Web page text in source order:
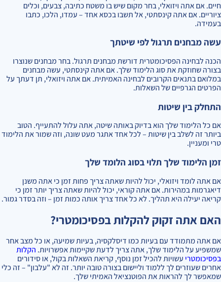
חיים. אם אתה ויזואלי, בחר מקום שיש בו משטח כתיבה, צבעים, וכלים
ציוריים. אם אתה קינסתטי, אל תשבו בכסא אחד – עמדו, הלכו, כתבו
בעמידה.
עשה מבחנים תרגול לפי שיטתך
הכנה לבחינה הפסיכומטרית דורשת מבחנים תרגול. בחר מבחנים שנוצרו
בצורה שחוזקת את סוג הלימוד שלך. אם אתה קינסתטי, עשה מבחנים
במלואם בתנאים הקרובים לבחינה האמיתית. אם אתה ויזואלי, תן דעתך על
הפרטים הגרפיים של השאלות.
התחלק בין שיטות
אם כל הלימוד שלך הוא בדיוק באותה שיטה, אתה עלול להתעייף. הטוב
ביותר זה לשלב בין שיטות – לכל אחד אתגר מעט שונה, וזה שמור את הלימוד
טרי ומעניין.
זמן הלימוד שלך תלוי בסוג הלומד שלך
אם אתה לומד ויזואלי, יכול להיות שאתה צריך פחות זמן כי אתה משנן
דיאגרמות במהירות. אם אתה קוראי, יכול להיות שאתה צריך יותר זמן כי
קריאה יעילה היא תהליך. לא כל אחד צריך אותה כמות זמן – וזה בסדר גמור.
האם אתה זקוק להקלות בפסיכומטרי?
אם אתה מתמודד עם בעיות כמו דיסלקסיה, בעיות שמיעה, או כל מצב אחר
שמשפיע על הלימוד שלך, אתה צריך לדעת שקיימות אפשרויות. הקלות
בפסיכומטרי עשויות להכיל זמן נוסף, קריאת השאלות בקול, או סידורים
אחרים שעוזרים לך ללמוד וליישום בצורה טובה יותר. זה לא "עלבון" – זה כלי
שמאפשר לך להראות את הפוטנציאל האמיתי שלך.